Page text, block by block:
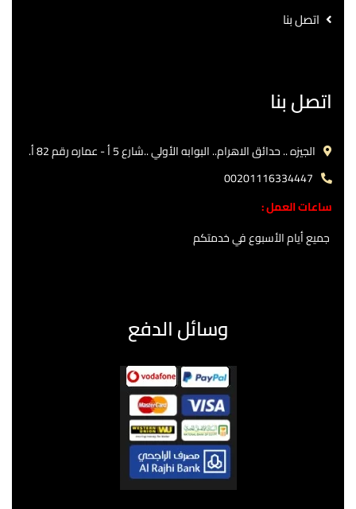
اتصل بنا
اتصل بنا
الجيزه .. حدائق الاهرام.. البوابه الأولي ..شارع 5 أ - عماره رقم 82 أ.
00201116334447
ساعات العمل :
جميع أيام الأسبوع في خدمتكم
وسائل الدفع